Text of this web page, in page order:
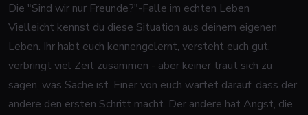
Die "Sind wir nur Freunde?"-Falle im echten Leben
Vielleicht kennst du diese Situation aus deinem eigenen
Leben. Ihr habt euch kennengelernt, versteht euch gut,
verbringt viel Zeit zusammen - aber keiner traut sich zu
sagen, was Sache ist. Einer von euch wartet darauf, dass der
andere den ersten Schritt macht. Der andere hat Angst, die